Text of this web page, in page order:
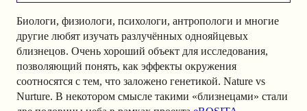
Биологи, физиологи, психологи, антропологи и многие
другие любят изучать разлучённых однояйцевых
близнецов. Очень хороший объект для исследования,
позволяющий понять, как эффекты окружения
соотносятся с тем, что заложено генетикой. Nature vs
Nurture. В некотором смысле такими «близнецами» стали